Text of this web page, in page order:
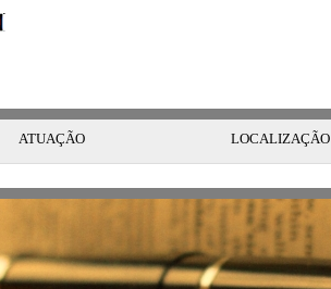
ATUAÇÃO LOCALIZAÇÃO